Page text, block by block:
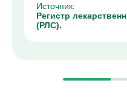
Источник:
Регистр
(РЛС).